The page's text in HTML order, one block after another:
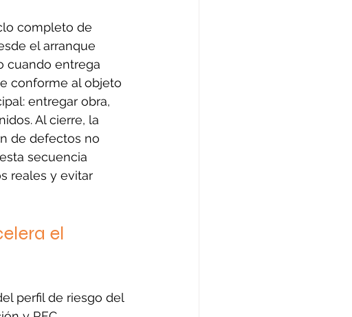
completo de
el arranque
cuando entrega
conforme al objeto
entregar obra,
Al cierre, la
de defectos no
secuencia
reales y evitar
el
perfil de riesgo del